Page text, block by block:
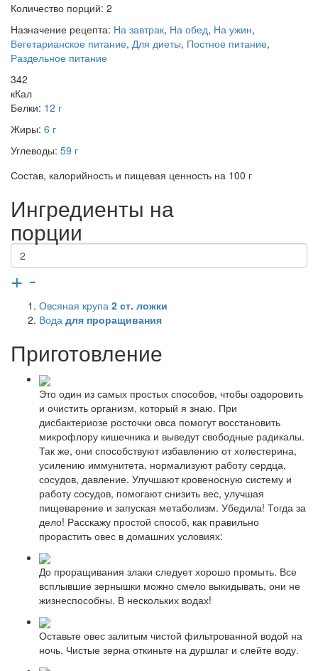
Количество порций: 2
Назначение рецепта: На завтрак, На обед, На ужин,
Вегетарианское питание, Для диеты, Постное питание,
Раздельное питание
342
кКал
Белки: 12 г
Жиры: 6 г
Углеводы: 59 г
Состав, калорийность и пищевая ценность на 100 г
Ингредиенты на
порции
+ -
Овсяная крупа 2 ст. ложки
Вода для проращивания
Приготовление
Это один из самых простых способов, чтобы оздоровить
и очистить организм, который я знаю. При
дисбактериозе росточки овса помогут восстановить
микрофлору кишечника и выведут свободные радикалы.
Так же, они способствуют избавлению от холестерина,
усилению иммунитета, нормализуют работу сердца,
сосудов, давление. Улучшают кровеносную систему и
работу сосудов, помогают снизить вес, улучшая
пищеварение и запуская метаболизм. Убедила! Тогда за
дело! Расскажу простой способ, как правильно
прорастить овес в домашних условиях:
До проращивания злаки следует хорошо промыть. Все
всплывшие зернышки можно смело выкидывать, они не
жизнеспособны. В нескольких водах!
Оставьте овес залитым чистой фильтрованной водой на
ночь. Чистые зерна откиньте на дуршлаг и слейте воду.